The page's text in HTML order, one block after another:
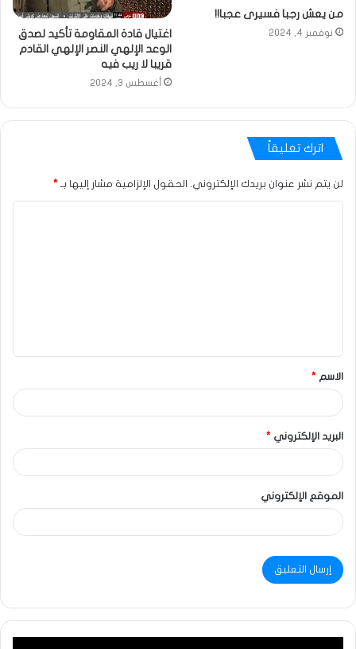
من يعش رجبا فسيرى عجبا!!
نوفمبر 4, 2024
اغتيال قادة المقاومة تأكيد لصدق
الوعد الإلهي النصر الإلهي القادم
قريبا لا ريب فيه
أغسطس 3, 2024
اترك تعليقاً
لن يتم نشر عنوان بريدك الإلكتروني. الحقول الإلزامية مشار إليها بـ *
الاسم *
البريد الإلكتروني *
الموقع الإلكتروني